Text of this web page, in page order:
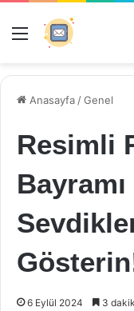
Menü
Anasayfa /Genel
Resimli
6 Eylül 2024 3